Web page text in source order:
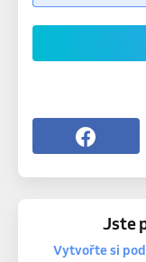
Jste
Vytvořte si